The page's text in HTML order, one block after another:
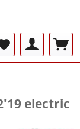
electric